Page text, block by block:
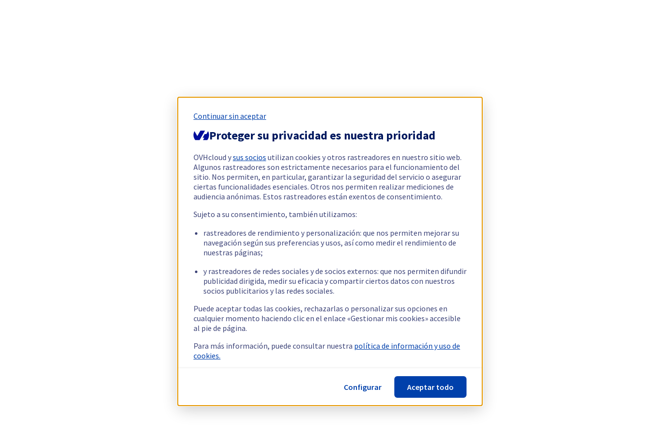
Continuar sin aceptar
Proteger su privacidad es nuestra prioridad
OVHcloud ysus socios utilizan cookies y otros rastreadores en nuestro sitio web.
Algunos rastreadores son estrictamente necesarios para el funcionamiento del
sitio. Nos permiten, en particular, garantizar la seguridad del servicio o asegurar
ciertas funcionalidades esenciales. Otros nos permiten realizar mediciones de
audiencia anónimas. Estos rastreadores están exentos de consentimiento.
Sujeto a su consentimiento, también utilizamos:
rastreadores de rendimiento y personalización: que nos permiten mejorar su
navegación según sus preferencias y usos, así como medir el rendimiento de
nuestras páginas;
y rastreadores de redes sociales y de socios externos: que nos permiten difundir
publicidad dirigida, medir su eficacia y compartir ciertos datos con nuestros
socios publicitarios y las redes sociales.
Puede aceptar todas las cookies, rechazarlas o personalizar sus opciones en
cualquier momento haciendo clic en el enlace «Gestionar mis cookies» accesible
al pie de página.
Para más información, puede consultar nuestra política de información y uso de
cookies.
Configurar Aceptar todo